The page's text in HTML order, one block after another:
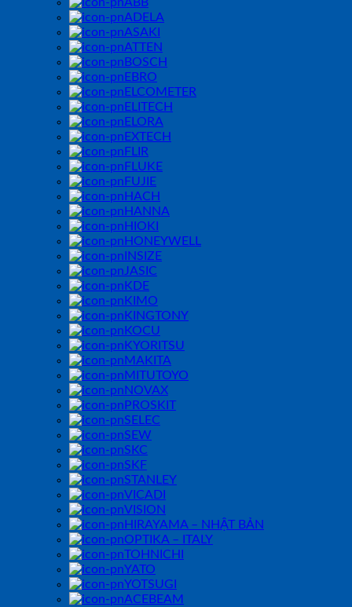
ABB
ADELA
ASAKI
ATTEN
BOSCH
EBRO
ELCOMETER
ELITECH
ELORA
EXTECH
FLIR
FLUKE
FUJIE
HACH
HANNA
HIOKI
HONEYWELL
INSIZE
JASIC
KDE
KIMO
KINGTONY
KOCU
KYORITSU
MAKITA
MITUTOYO
NOVAX
PROSKIT
SELEC
SEW
SKC
SKF
STANLEY
VICADI
VISION
HIRAYAMA – NHẬT BẢN
OPTIKA – ITALY
TOHNICHI
YATO
YOTSUGI
ACEBEAM